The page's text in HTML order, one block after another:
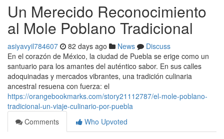
Un Merecido Reconocimiento
al Mole Poblano Tradicional
asiyavyil784607 82 days ago News
Discuss
En el corazón de México, la ciudad de Puebla se erige como un
santuario para los amantes del auténtico sabor. En sus calles
adoquinadas y mercados vibrantes, una tradición culinaria
ancestral resuena con fuerza: el
https://orangebookmarks.com/story21112787/el-mole-poblano-
tradicional-un-viaje-culinario-por-puebla
Comments
Who Upvoted